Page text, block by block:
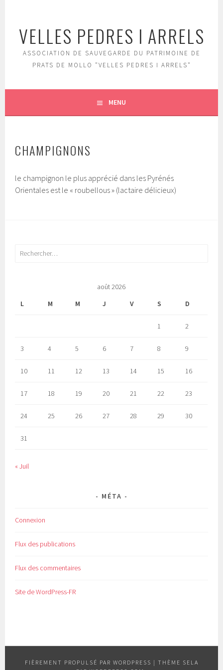
contenu
principal
VELLES PEDRES I ARRELS
ASSOCIATION DE SAUVEGARDE DU PATRIMOINE DE
PRATS DE MOLLO "VELLES PEDRES I ARRELS"
MENU
CHAMPIGNONS
le champignon le plus apprécié dans les Pyrénés
Orientales est le « roubellous » (lactaire délicieux)
Rechercher :
août 2026
L
M M J V S D
1 2
3 4 5 6 7 8 9
10 11 12 13 14 15 16
17 18 19 20 21 22 23
24 25 26 27 28 29 30
31
« Juil
MÉTA
Connexion
Flux des publications
Flux des commentaires
Site de WordPress-FR
FIÈREMENT PROPULSÉ PAR WORDPRESS | THÈME SELA